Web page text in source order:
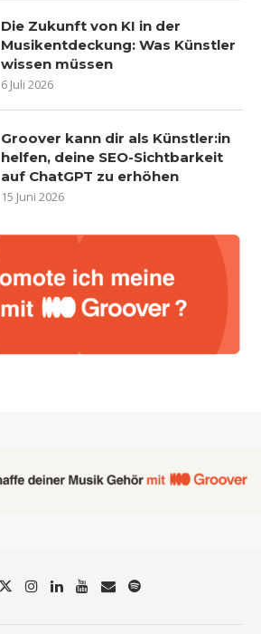
Die Zukunft von KI in der
Musikentdeckung: Was Künstler
wissen müssen
6 Juli 2026
Groover kann dir als Künstler:in
helfen, deine SEO-Sichtbarkeit
auf ChatGPT zu erhöhen
15 Juni 2026